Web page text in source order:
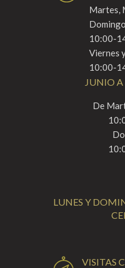
Martes,
10:00-
Viernes
10:00-
JUNIO A
De
LUNES Y
VISITAS